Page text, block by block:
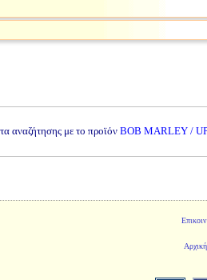
αναζήτησης με το προϊόν BOB MARLEY /